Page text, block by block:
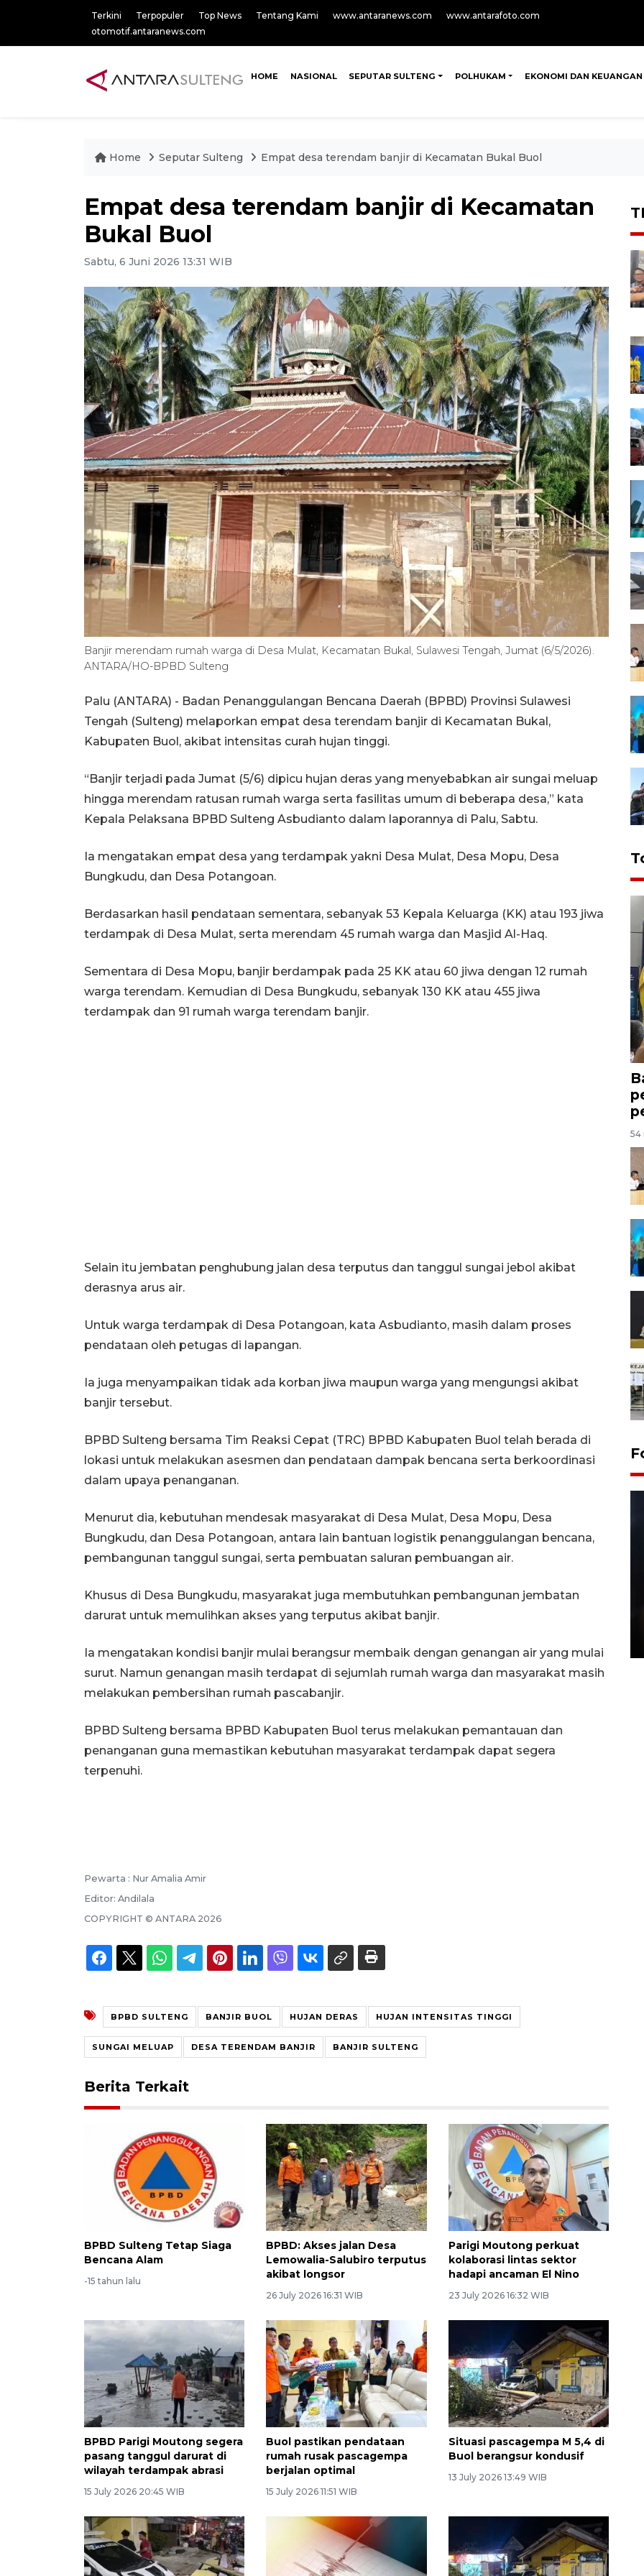
Terkini Terpopuler Top News Tentang Kami www.antaranews.com
www.antarafoto.com
otomotif.antaranews.com
HOME NASIONAL SEPUTAR SULTENG POLHUKAM EKONOMI DAN KEUANGAN
Home Seputar Sulteng Empat desa terendam banjir di Kecamatan Bukal Buol
Empat desa terendam banjir di Kecamatan
Bukal Buol
Sabtu, 6 Juni 2026 13:31 WIB
Banjir merendam rumah warga di Desa Mulat, Kecamatan Bukal, Sulawesi Tengah, Jumat (6/5/2026).
ANTARA/HO-BPBD Sulteng
Palu (ANTARA) - Badan Penanggulangan Bencana Daerah (BPBD) Provinsi Sulawesi
Tengah (Sulteng) melaporkan empat desa terendam banjir di Kecamatan Bukal,
Kabupaten Buol, akibat intensitas curah hujan tinggi.
“Banjir terjadi pada Jumat (5/6) dipicu hujan deras yang menyebabkan air sungai meluap
hingga merendam ratusan rumah warga serta fasilitas umum di beberapa desa,” kata
Kepala Pelaksana BPBD Sulteng Asbudianto dalam laporannya di Palu, Sabtu.
Ia mengatakan empat desa yang terdampak yakni Desa Mulat, Desa Mopu, Desa
Bungkudu, dan Desa Potangoan.
Berdasarkan hasil pendataan sementara, sebanyak 53 Kepala Keluarga (KK) atau 193 jiwa
terdampak di Desa Mulat, serta merendam 45 rumah warga dan Masjid Al-Haq.
Sementara di Desa Mopu, banjir berdampak pada 25 KK atau 60 jiwa dengan 12 rumah
warga terendam. Kemudian di Desa Bungkudu, sebanyak 130 KK atau 455 jiwa
terdampak dan 91 rumah warga terendam banjir.
Selain itu jembatan penghubung jalan desa terputus dan tanggul sungai jebol akibat
derasnya arus air.
Untuk warga terdampak di Desa Potangoan, kata Asbudianto, masih dalam proses
pendataan oleh petugas di lapangan.
Ia juga menyampaikan tidak ada korban jiwa maupun warga yang mengungsi akibat
banjir tersebut.
BPBD Sulteng bersama Tim Reaksi Cepat (TRC) BPBD Kabupaten Buol telah berada di
lokasi untuk melakukan asesmen dan pendataan dampak bencana serta berkoordinasi
dalam upaya penanganan.
Menurut dia, kebutuhan mendesak masyarakat di Desa Mulat, Desa Mopu, Desa
Bungkudu, dan Desa Potangoan, antara lain bantuan logistik penanggulangan bencana,
pembangunan tanggul sungai, serta pembuatan saluran pembuangan air.
Khusus di Desa Bungkudu, masyarakat juga membutuhkan pembangunan jembatan
darurat untuk memulihkan akses yang terputus akibat banjir.
Ia mengatakan kondisi banjir mulai berangsur membaik dengan genangan air yang mulai
surut. Namun genangan masih terdapat di sejumlah rumah warga dan masyarakat masih
melakukan pembersihan rumah pascabanjir.
BPBD Sulteng bersama BPBD Kabupaten Buol terus melakukan pemantauan dan
penanganan guna memastikan kebutuhan masyarakat terdampak dapat segera
terpenuhi.
Pewarta : Nur Amalia Amir
Editor: Andilala
COPYRIGHT © ANTARA 2026
BPBD SULTENG BANJIR BUOL HUJAN DERAS HUJAN INTENSITAS TINGGI
SUNGAI MELUAP DESA TERENDAM BANJIR BANJIR SULTENG
Berita Terkait
BPBD Sulteng Tetap Siaga
Bencana Alam
-15 tahun lalu
BPBD: Akses jalan Desa
Lemowalia-Salubiro terputus
akibat longsor
26 July 2026 16:31 WIB
Parigi Moutong perkuat
kolaborasi lintas sektor
hadapi ancaman El Nino
23 July 2026 16:32 WIB
BPBD Parigi Moutong segera
pasang tanggul darurat di
wilayah terdampak abrasi
15 July 2026 20:45 WIB
Buol pastikan pendataan
rumah rusak pascagempa
berjalan optimal
15 July 2026 11:51 WIB
Situasi pascagempa M 5,4 di
Buol berangsur kondusif
13 July 2026 13:49 WIB
54
Layanan pembuatan SIM Baru
di Satpas Polresta Palu